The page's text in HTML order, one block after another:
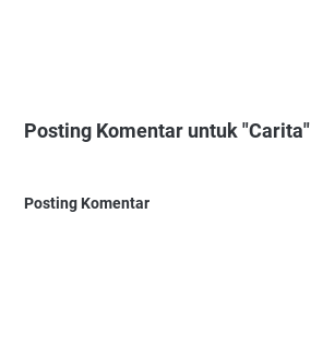
Posting Komentar untuk "Carita"
Posting Komentar